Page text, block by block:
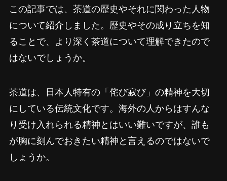
この記事では、茶道の歴史やそれに関わった人物
について紹介しました。歴史やその成り立ちを知
ることで、より深く茶道について理解できたので
はないでしょうか。
茶道は、日本人特有の「侘び寂び」の精神を大切
にしている伝統文化です。海外の人からはすんな
り受け入れられる精神とはいい難いですが、誰も
が胸に刻んでおきたい精神と言えるのではないで
しょうか。